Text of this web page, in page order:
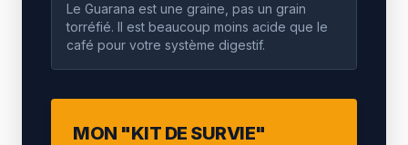
Le Guarana est une graine, pas un grain
torréfié. Il est beaucoup moins acide que le
café pour votre système digestif.
MON "KIT DE SURVIE"